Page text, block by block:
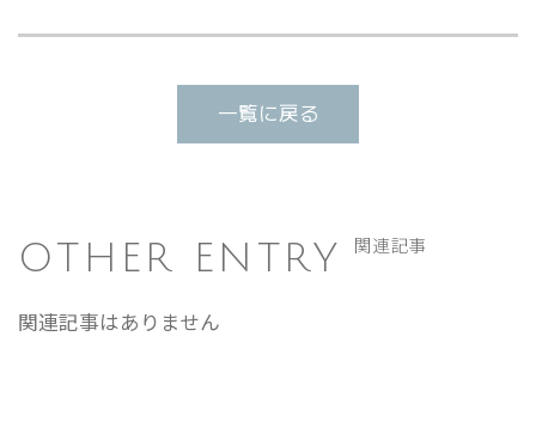
一覧に戻る
OTHER ENTRY 関連記事
関連記事はありません